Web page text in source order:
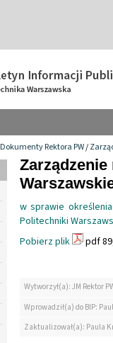
Dokumenty Rektora PW/
w sprawie
Politechniki
Pobierz plik
pdf
Wytworzył(a): JM Rektor
Wprowadził(a) do BIP:
Zaktualizował(a): Paula